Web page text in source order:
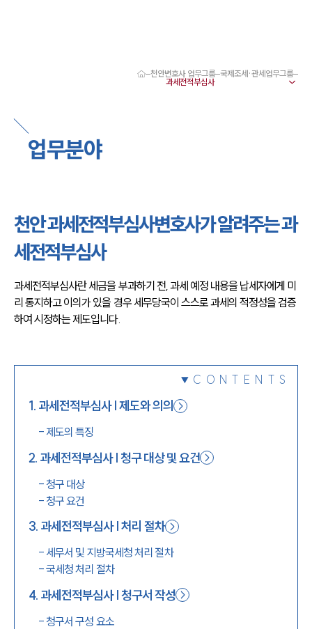
천안형사전문변호사
천안이혼전문변호사
천안학교폭력변호사
천안 분사무소 오시는 길
천안변호사상담 상담접수
채용정보
천안변호사 업무그룹 국제조세·관세업무그룹
업무분야
천안 과세전적부심사변호사가 알려주는 과
세전적부심사
과세전적부심사란 세금을 부과하기 전, 과세 예정 내용을 납세자에게 미
리 통지하고 이의가 있을 경우 세무당국이 스스로 과세의 적정성을 검증
하여 시정하는 제도입니다.
CONTENTS
1. 과세전적부심사 | 제도와 의의
- 제도의 특징
2. 과세전적부심사 | 청구 대상 및 요건
-청구 대상
-청구 요건
3. 과세전적부심사 | 처리 절차
- 세무서 및 지방국세청 처리 절차
-국세청 처리 절차
4. 과세전적부심사 | 청구서 작성
-청구서 구성 요소